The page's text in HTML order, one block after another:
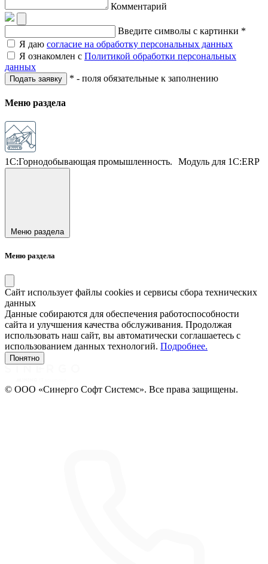
Комментарий
Введите символы с картинки *
Я даю согласие на обработку персональных данных
Я ознакомлен с Политикой обработки персональных
данных
Подать заявку * - поля обязательные к заполнению
Меню раздела
1С:Горнодобывающая промышленность. Модуль для 1С:ERP
Меню раздела
Меню раздела
Сайт использует файлы cookies и сервисы сбора технических
данных
Данные собираются для обеспечения работоспособности
сайта и улучшения качества обслуживания. Продолжая
использовать наш сайт, вы автоматически соглашаетесь с
использованием данных технологий. Подробнее.
Понятно
© ООО «Синерго Софт Системс». Все права защищены.